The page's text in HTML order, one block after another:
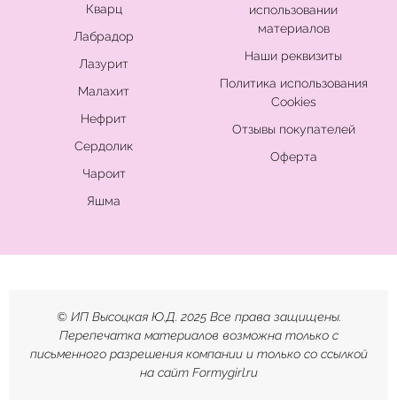
Кварц
Лабрадор
Лазурит
Малахит
Нефрит
Сердолик
Чароит
Яшма
использовании
материалов
Наши реквизиты
Политика использования
Cookies
Отзывы покупателей
Оферта
© ИП Высоцкая Ю.Д. 2025 Все права защищены.
Перепечатка материалов возможна только с
письменного разрешения компании и только со ссылкой
на сайт Formygirl.ru